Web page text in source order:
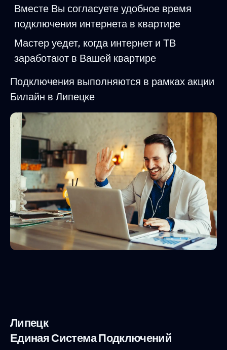
Вместе Вы согласуете удобное время
подключения интернета в квартире
Мастер уедет, когда интернет и ТВ
заработают в Вашей квартире
Подключения выполняются в рамках акции
Билайн в Липецке
Липецк
Единая Система Подключений